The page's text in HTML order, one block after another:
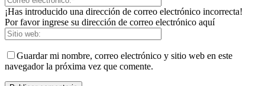
¡Has introducido una dirección de correo electrónico incorrecta!
Por favor ingrese su dirección de correo electrónico aquí
Guardar mi nombre, correo electrónico y sitio web en este
navegador la próxima vez que comente.